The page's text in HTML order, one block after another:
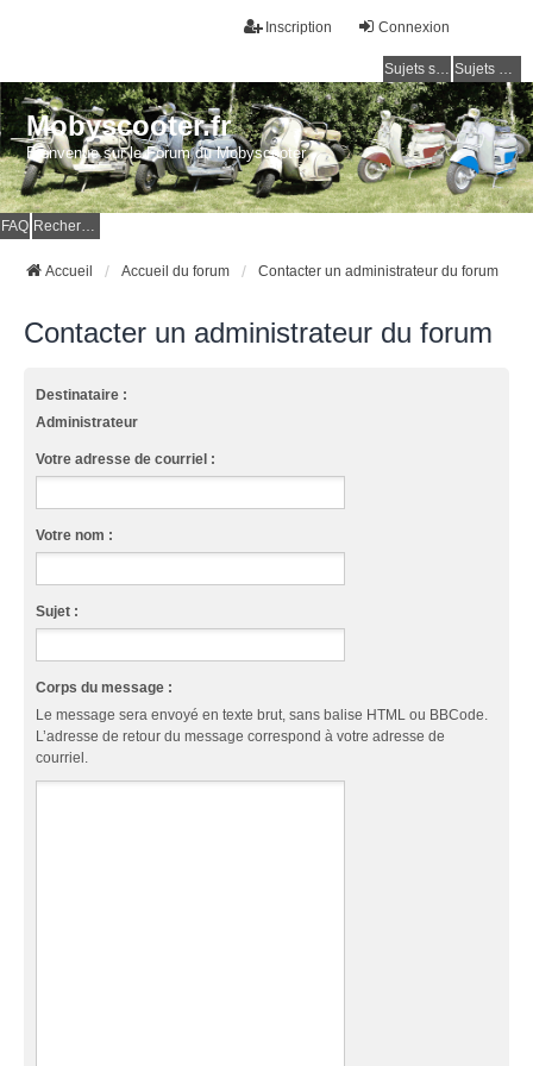
Connexion
Inscription
Sujets sans réponse Sujets actifs
Mobyscooter.fr
Bienvenue sur le Forum du Mobyscooter
FAQ Rechercher
Accueil Accueil du forum Contacter un administrateur du forum
Contacter un administrateur du forum
Destinataire :
Administrateur
Votre adresse de courriel :
Votre nom :
Sujet :
Corps du message :
Le message sera envoyé en texte brut, sans balise HTML ou BBCode.
L’adresse de retour du message correspond à votre adresse de
courriel.